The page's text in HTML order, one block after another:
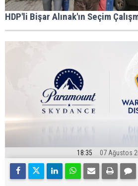
HDP'li Bişar Alınak'ın Seçim
18:35 07 Ağustos